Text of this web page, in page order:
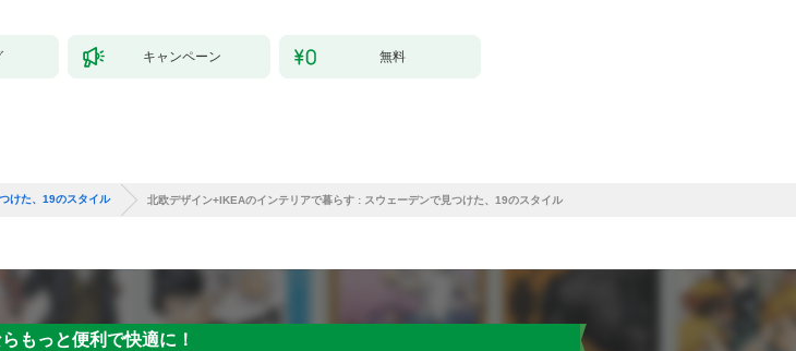
キャンペーン 無料
けた、19のスタイル 北欧デザイン+IKEAのインテリアで暮らす : スウェーデンで見つけた、19のスタイル
もっと便利で快適に！